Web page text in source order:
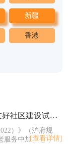
新疆
香港
上海市民政局关于本市开展老年认知障碍友好社区建设试点的通知
）》（沪府规
服务中加强老年认
[查看详情]